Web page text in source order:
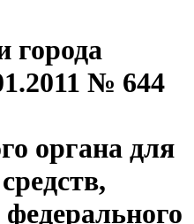
города
№ 644
органа для